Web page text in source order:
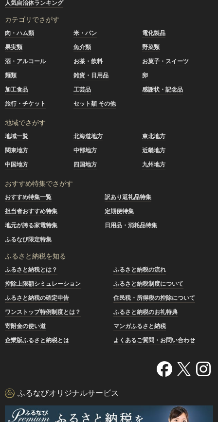
人気自治体ランキング
カテゴリでさがす
肉・ハム類 米・パン
電化製品
果実類
魚介類
野菜類
酒・アルコール
お茶・飲料
お菓子・スイーツ
麺類
雑貨・日用品
卵
加工食品
工芸品
感謝状・記念品
旅行・チケット
セット類 その他
地域でさがす
地域一覧 北海道地方
東北地方
関東地方
中部地方
近畿地方
中国地方
四国地方 九州地方
おすすめ特集でさがす
おすすめ特集一覧
訳あり返礼品特集
担当者おすすめ特集
定期便特集
地元が誇る家電特集
日用品・消耗品特集
ふるなび限定特集
ふるさと納税を知る
ふるさと納税とは？
ふるさと納税の流れ
控除上限額シミュレーション
ふるさと納税制度について
ふるさと納税の確定申告
住民税・所得税の控除について
ワンストップ特例制度とは？
ふるさと納税のお礼特典
寄附金の使い道
マンガふるさと納税
企業版ふるさと納税とは
よくあるご質問・お問い合わせ
ふるなびオリジナルサービス